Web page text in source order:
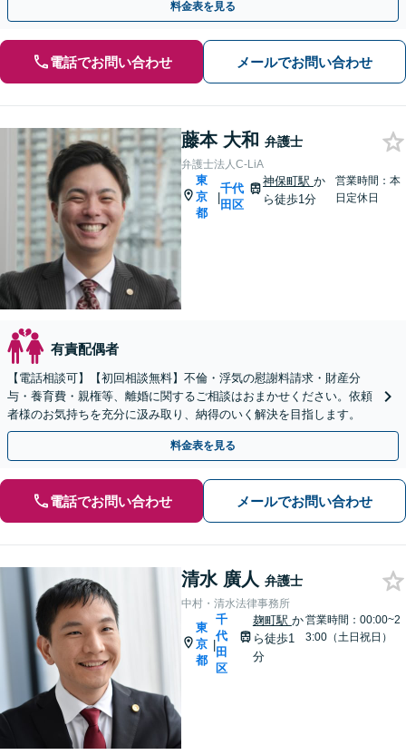
料金表を見る
電話でお問い合わせ メールでお問い合わせ
藤本 大和 弁護士
弁護士法人C-LiA
東
京
都
|
千代
田区
神保町駅か
ら徒歩1分
営業時間：本
日定休日
有責配偶者
【電話相談可】【初回相談無料】不倫・浮気の慰謝料請求・財産分
与・養育費・親権等、離婚に関するご相談はおまかせください。依頼
者様のお気持ちを充分に汲み取り、納得のいく解決を目指します。
料金表を見る
電話でお問い合わせ メールでお問い合わせ
清水 廣人 弁護士
中村・清水法律事務所
東
京
都
|
千
代
田
区
麹町駅 か
ら徒歩1
分
営業時間：00:00~2
3:00（土日祝日）